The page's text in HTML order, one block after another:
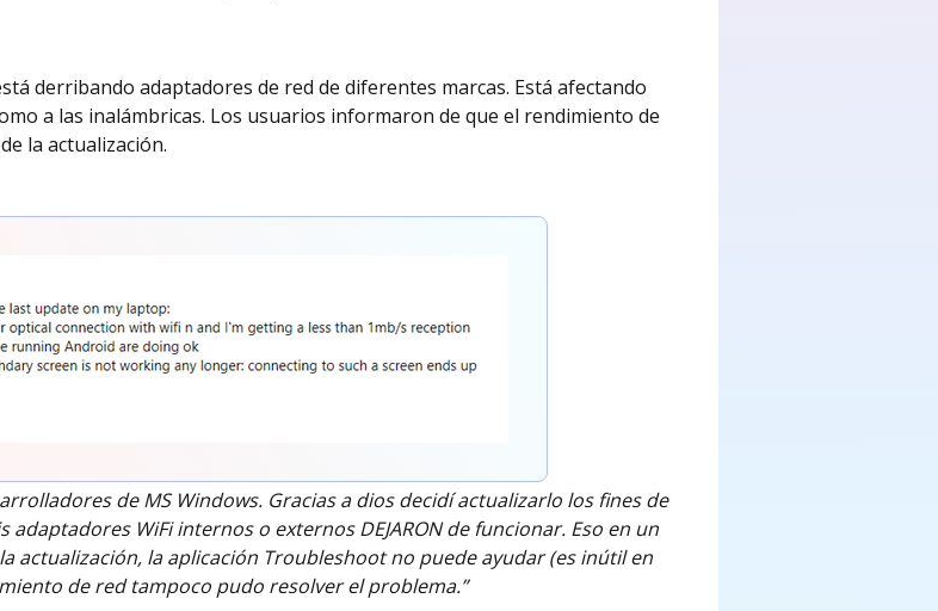
derribando adaptadores de red de diferentes marcas. Está afectando
a las inalámbricas. Los usuarios informaron de que el rendimiento de
la actualización.
de MS Windows. Gracias a dios decidí actualizarlo los fines de
WiFi internos o externos DEJARON de funcionar. Eso en un
actualización, la aplicación Troubleshoot no puede ayudar (es inútil en
de red tampoco pudo resolver el problema.”